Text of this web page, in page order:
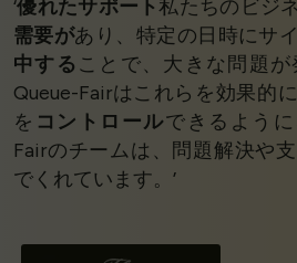
‘優れたサポート私たちのビジ
需要があり、特定の日時にサ
中する ことで、大きな問題が
Queue-Fairはこれらを効果的
を コントロールできるよう
Fairのチームは、問題解決や
でくれています。’
Cookies & Privacy